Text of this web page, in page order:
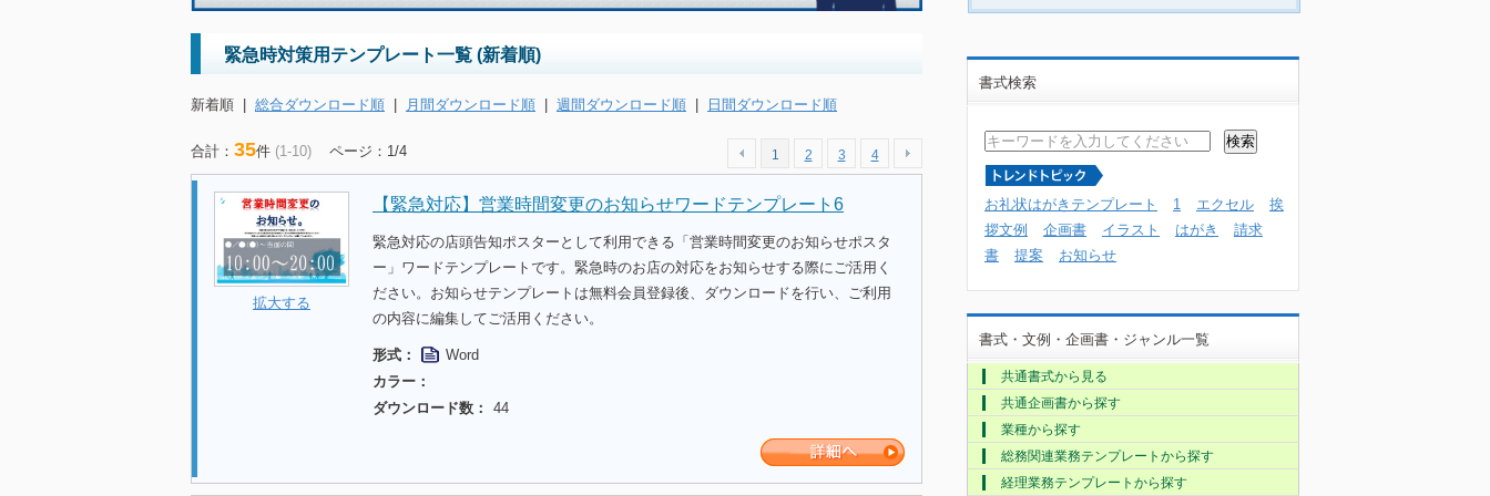
緊急時対策用テンプレート一覧 (新着順)
新着順 | 総合ダウンロード順 | 月間ダウンロード順 | 週間ダウンロード順 | 日間ダウンロード順
合計： 35件 (1-10) ページ：1/4 1 2 3 4
拡大する
【緊急対応】営業時間変更のお知らせワードテンプレート6
緊急対応の店頭告知ポスターとして利用できる「営業時間変更のお知らせポスタ
ー」ワードテンプレートです。緊急時のお店の対応をお知らせする際にご活用く
ださい。お知らせテンプレートは無料会員登録後、ダウンロードを行い、ご利用
の内容に編集してご活用ください。
形式：
Word
カラー：
ダウンロード数：
44
書式検索
お礼状はがきテンプレート 1 エクセル
挨
拶文例
企画書 イラスト はがき
請求
書
提案 お知らせ
書式・文例・企画書・ジャンル一覧
共通書式から見る
共通企画書から探す
業種から探す
総務関連業務テンプレートから探す
経理業務テンプレートから探す